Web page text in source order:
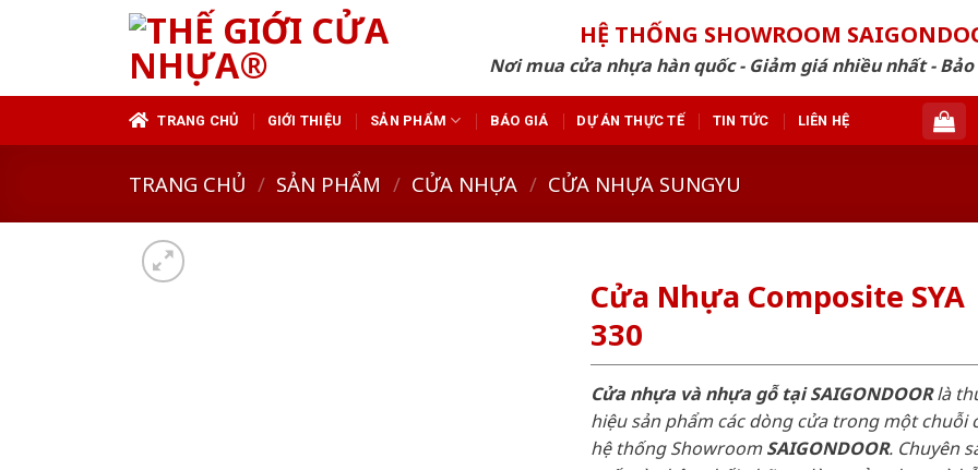
HỆ THỐNG SHOWROOM
Nơi mua cửa nhựa hàn quốc - Giảm giá nhiều nhất -
TRANG CHỦ GIỚI THIỆU SẢN PHẨM BÁO GIÁ DỰ ÁN THỰC TẾ TIN TỨC LIÊN HỆ
TRANG CHỦ / SẢN PHẨM / CỬA NHỰA / CỬA NHỰA SUNGYU
Cửa Nhựa Composite SYA
330
Cửa nhựa và nhựa gỗ tại SAIGONDOORlà
hiệu sản phẩm các dòng cửa trong một chuỗi
hệ thống ShowroomSAIGONDOOR. Chuyên